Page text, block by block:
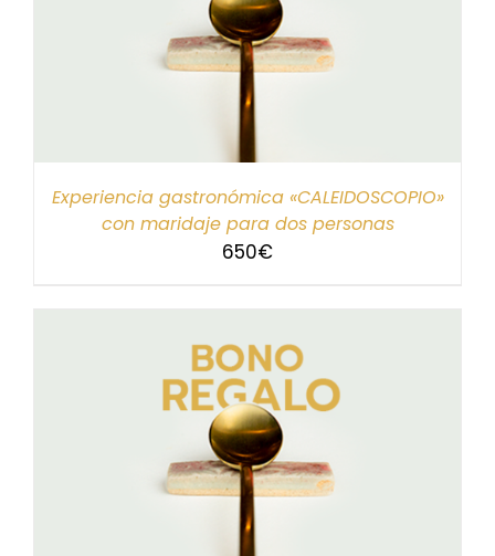
Experiencia gastronómica «CALEIDOSCOPIO»
con maridaje para dos personas
650€